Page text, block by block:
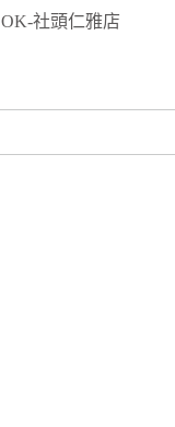
OK-社頭仁雅店